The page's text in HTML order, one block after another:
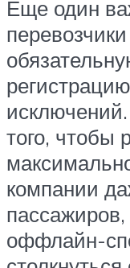
Еще один
того, чтобы
компании
оффлайн-